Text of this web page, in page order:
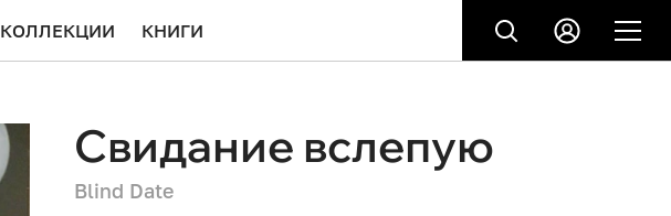
КОЛЛЕКЦИИ КНИГИ
Свидание вслепую
Blind Date